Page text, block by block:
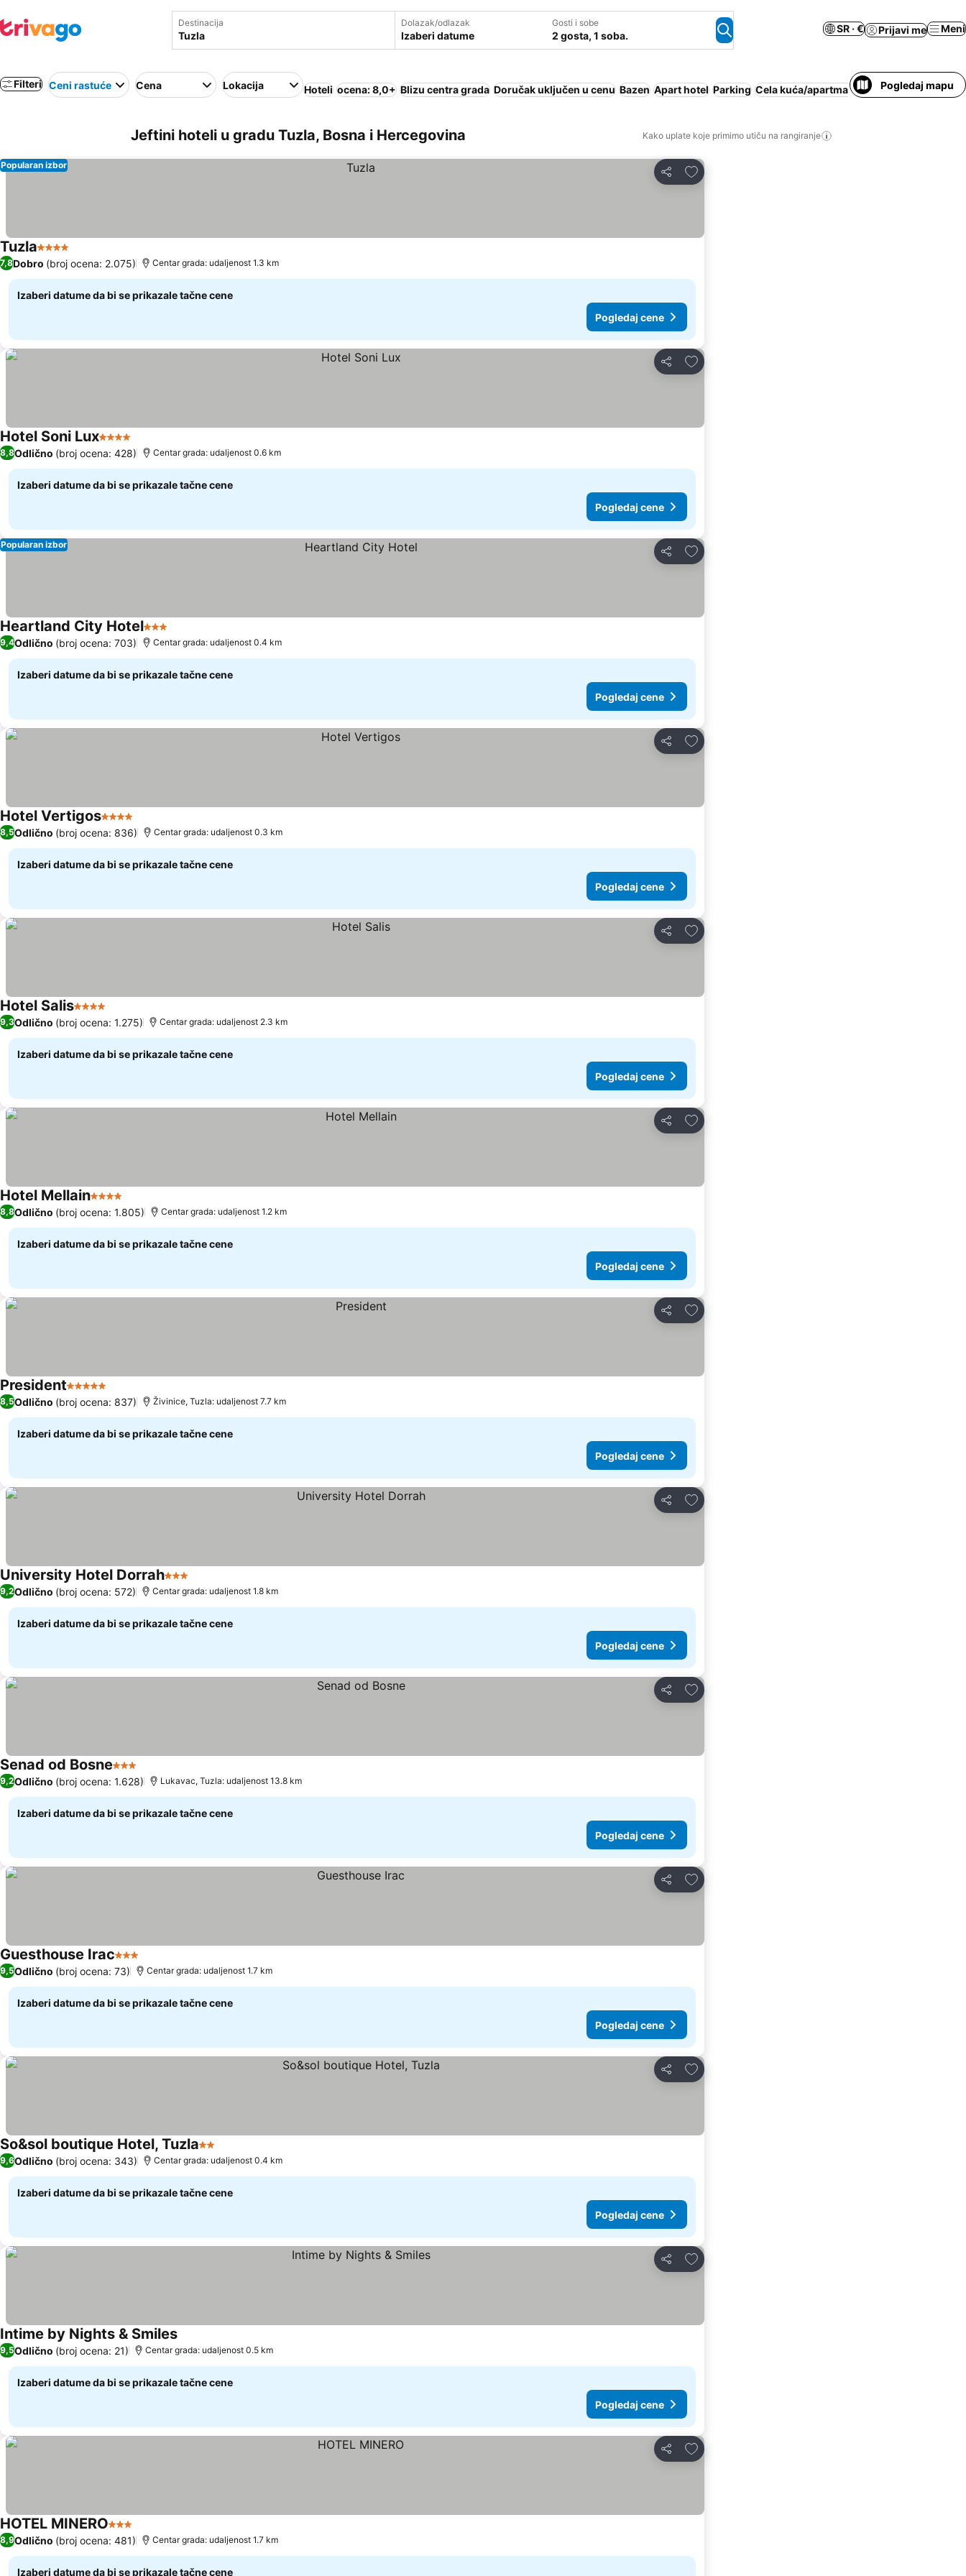
Destinacija Dolazak/odlazak
Izaberi datume
Gosti i sobe
2 gosta, 1 soba.
SR · € Prijavi me Meni
Filteri Ceni rastuće Cena Lokacija Hoteli ocena: 8,0+ Blizu centra grada Doručak uključen u cenu Bazen Apart hotel Parking Cela kuća/apartman Odmaralište
Pogledaj mapu
Jeftini hoteli u gradu Tuzla, Bosna i Hercegovina Kako uplate koje primimo utiču na rangiranje
Deli
Dodati u favorite
Popularan izbor
Tuzla4 Zvezdice
7,8Dobro (broj ocena: 2.075) Centar grada: udaljenost 1.3 km
Izaberi datume da bi se prikazale tačne cene
Pogledaj cene
Deli
Dodati u favorite
Hotel Soni Lux4 Zvezdice
8,8Odlično (broj ocena: 428) Centar grada: udaljenost 0.6 km
Izaberi datume da bi se prikazale tačne cene
Pogledaj cene
Deli
Dodati u favorite
Popularan izbor
Heartland City Hotel3 Zvezdice
9,4Odlično (broj ocena: 703) Centar grada: udaljenost 0.4 km
Izaberi datume da bi se prikazale tačne cene
Pogledaj cene
Deli
Dodati u favorite
Hotel Vertigos4 Zvezdice
8,5Odlično (broj ocena: 836) Centar grada: udaljenost 0.3 km
Izaberi datume da bi se prikazale tačne cene
Pogledaj cene
Deli
Dodati u favorite
Hotel Salis4 Zvezdice
9,3Odlično (broj ocena: 1.275) Centar grada: udaljenost 2.3 km
Izaberi datume da bi se prikazale tačne cene
Pogledaj cene
Deli
Dodati u favorite
Hotel Mellain4 Zvezdice
8,8Odlično (broj ocena: 1.805) Centar grada: udaljenost 1.2 km
Izaberi datume da bi se prikazale tačne cene
Pogledaj cene
Deli
Dodati u favorite
President5 Zvezdice
8,5Odlično (broj ocena: 837) Živinice, Tuzla: udaljenost 7.7 km
Izaberi datume da bi se prikazale tačne cene
Pogledaj cene
Deli
Dodati u favorite
University Hotel Dorrah3 Zvezdice
9,2Odlično (broj ocena: 572) Centar grada: udaljenost 1.8 km
Izaberi datume da bi se prikazale tačne cene
Pogledaj cene
Deli
Dodati u favorite
Senad od Bosne3 Zvezdice
9,2Odlično (broj ocena: 1.628) Lukavac, Tuzla: udaljenost 13.8 km
Izaberi datume da bi se prikazale tačne cene
Pogledaj cene
Deli
Dodati u favorite
Guesthouse Irac3 Zvezdice
9,5Odlično (broj ocena: 73) Centar grada: udaljenost 1.7 km
Izaberi datume da bi se prikazale tačne cene
Pogledaj cene
Deli
Dodati u favorite
So&sol boutique Hotel, Tuzla2 Zvezdice
9,6Odlično (broj ocena: 343) Centar grada: udaljenost 0.4 km
Izaberi datume da bi se prikazale tačne cene
Pogledaj cene
Deli
Dodati u favorite
Intime by Nights & Smiles
9,5Odlično (broj ocena: 21) Centar grada: udaljenost 0.5 km
Izaberi datume da bi se prikazale tačne cene
Pogledaj cene
Deli
Dodati u favorite
HOTEL MINERO3 Zvezdice
8,9Odlično (broj ocena: 481) Centar grada: udaljenost 1.7 km
Izaberi datume da bi se prikazale tačne cene